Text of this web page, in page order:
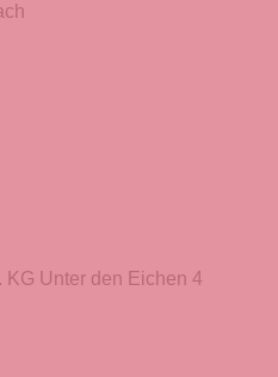
KG Unter den Eichen 4